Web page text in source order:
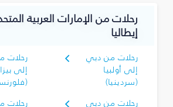
رحلات من الإمارات العربية
إيطاليا
رحلات من دبي
إلى أولبيا
(سردينيا)
رحلات
إلى بيزا
رحلات من دبي
رحلات